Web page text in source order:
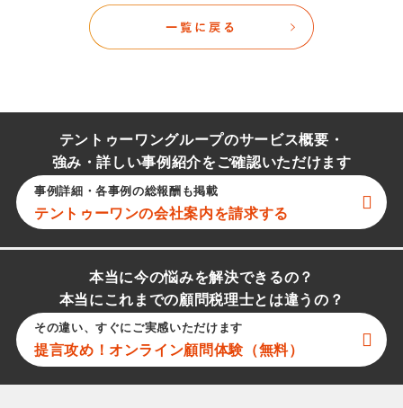
テントゥーワングループのサービス概要・
強み・詳しい事例紹介をご確認いただけます
事例詳細・各事例の総報酬も掲載
テントゥーワンの会社案内を請求する
本当に今の悩みを解決できるの？
本当にこれまでの顧問税理士とは違うの？
その違い、すぐにご実感いただけます
提言攻め！オンライン顧問体験（無料）